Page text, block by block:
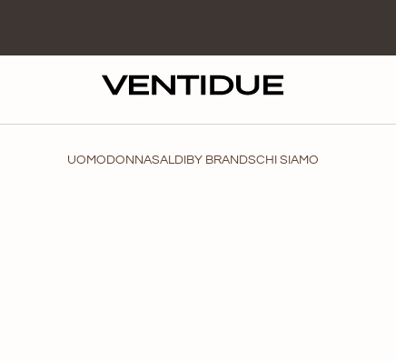
UOMO DONNASALDI BY BRANDSCHI SIAMO